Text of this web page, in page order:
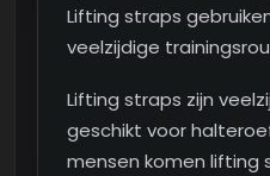
Lifting straps
veelzijdige
Lifting straps zijn
geschikt voor
mensen komen lifting